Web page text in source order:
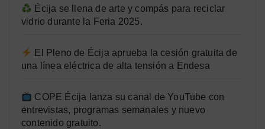
Écija se llena de arte y compás para reciclar
vidrio durante la Feria 2025.
El Pleno de Écija aprueba la cesión gratuita de
una línea eléctrica de alta tensión a Endesa
COPE Écija lanza su canal de YouTube con
entrevistas, programas semanales y nuevo
contenido gratuito.